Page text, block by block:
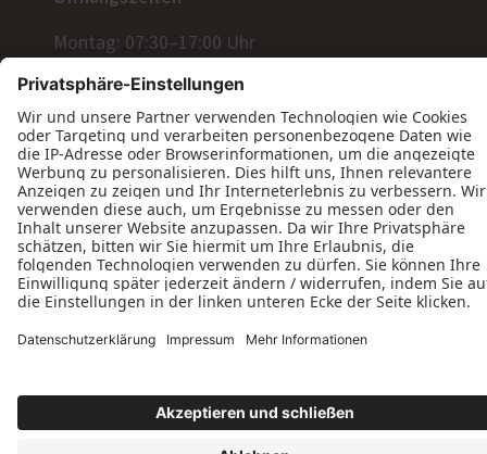
Montag: 07:30–17:00 Uhr
Mittwoch: 07:30–17:00 Uhr
Donnerstag: 07:30–17:00 Uhr
Freitag: 07:30–12:30 Uhr
Datenschutz Impressum Kontakt